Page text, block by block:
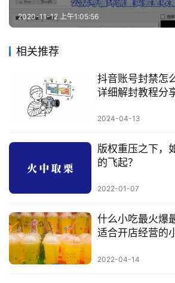
2020-11-12 上午1:05:56
相关推荐
抖音账号封禁怎
详细解封教程分
2024-04-13
版权重压之下，
的飞起？
2022-01-07
什么小吃最火爆
适合开店经营的
2022-04-14